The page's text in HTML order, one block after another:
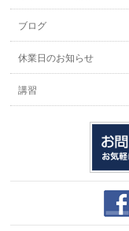
ブログ
休業日のお知らせ
講習